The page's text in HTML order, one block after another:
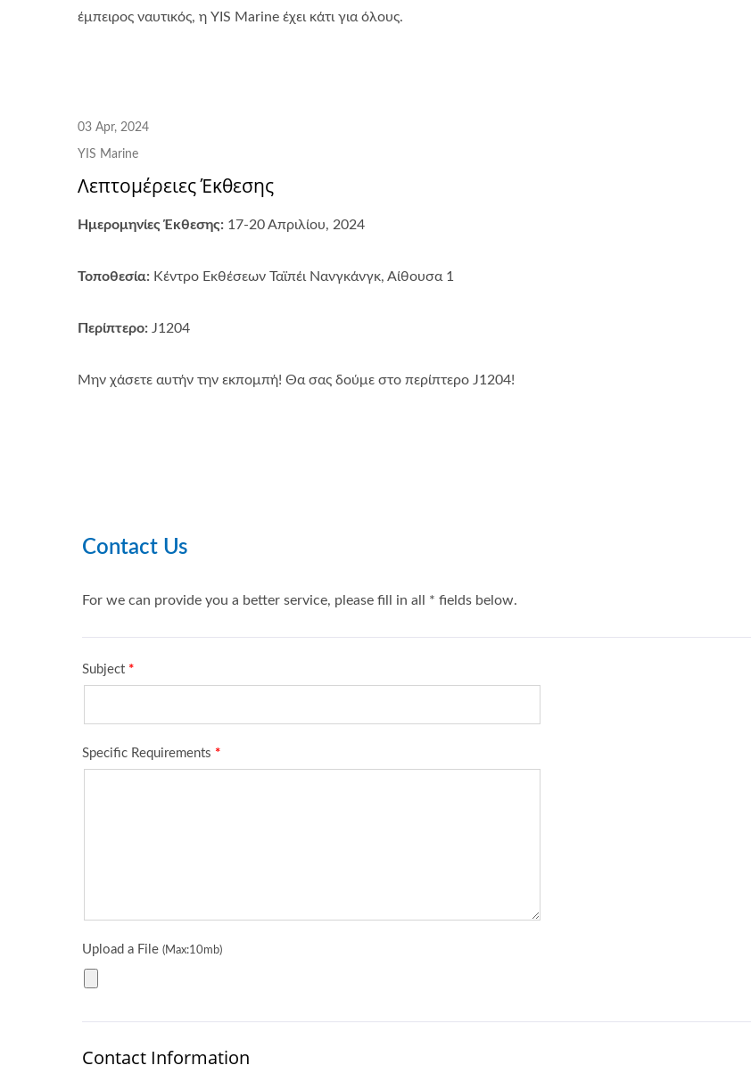
έμπειρος ναυτικός, η YIS Marine έχει κάτι για όλους.
03 Apr, 2024
YIS Marine
Λεπτομέρειες Έκθεσης
Ημερομηνίες Έκθεσης: 17-20 Απριλίου, 2024
Τοποθεσία: Κέντρο Εκθέσεων Ταϊπέι Νανγκάνγκ, Αίθουσα 1
Περίπτερο: J1204
Μην χάσετε αυτήν την εκπομπή! Θα σας δούμε στο περίπτερο J1204!